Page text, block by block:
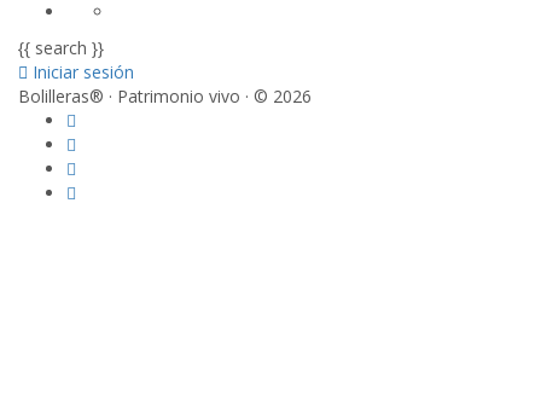
{{ search }}
Iniciar sesión
Bolilleras® · Patrimonio vivo · © 2026